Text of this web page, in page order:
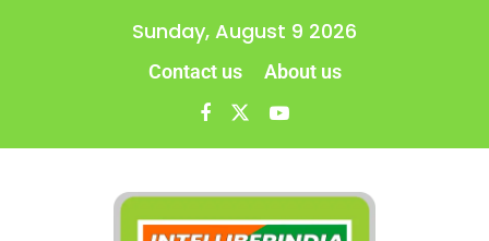
Sunday, August 9 2026
Contact us About us